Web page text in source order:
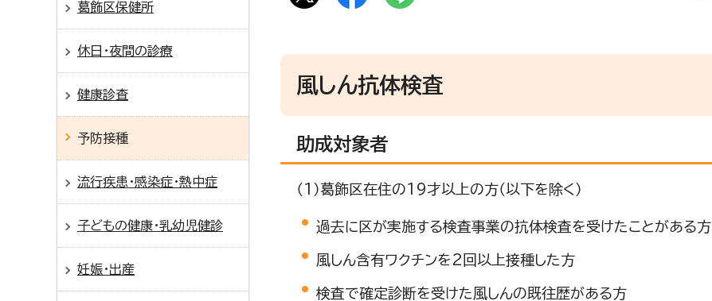
風しん抗体検査
助成対象者
（1）葛飾区在住の19才以上の方（以下を除く）
過去に区が実施する検査事業の抗体検査を受けたことがある方
風しん含有ワクチンを2回以上接種した方
検査で確定診断を受けた風しんの既往歴がある方
葛飾区保健所
休日・夜間の診療
健康診査
予防接種
流行疾患・感染症・熱中症
子どもの健康・乳幼児健診
妊娠・出産